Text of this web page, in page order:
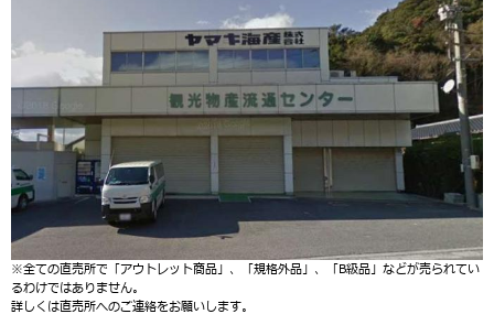
※全ての直売所で「アウトレット商品」、「規格外品」、「B級品」などが売られてい
るわけではありません。
詳しくは直売所へのご連絡をお願いします。